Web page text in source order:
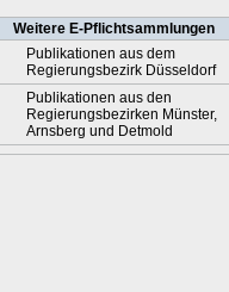
Weitere E-Pflichtsammlungen
Publikationen aus dem
Regierungsbezirk Düsseldorf
Publikationen aus den
Regierungsbezirken Münster,
Arnsberg und Detmold